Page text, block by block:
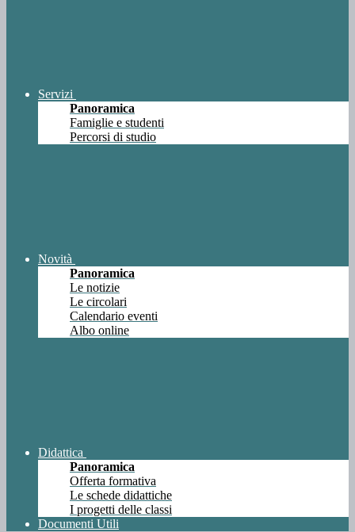
Servizi
Panoramica
Famiglie e studenti
Percorsi di studio
Novità
Panoramica
Le notizie
Le circolari
Calendario eventi
Albo online
Didattica
Panoramica
Offerta formativa
Le schede didattiche
I progetti delle classi
Documenti Utili